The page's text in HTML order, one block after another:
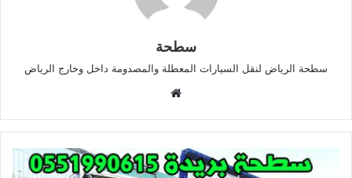
سطحة
سطحة الرياض لنقل السيارات المعطلة والمصدومة داخل وخارج الرياض